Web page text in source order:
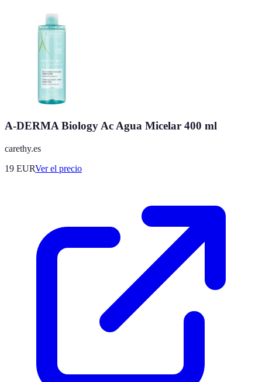
A-DERMA Biology Ac Agua Micelar 400 ml
carethy.es
19 EURVer el precio